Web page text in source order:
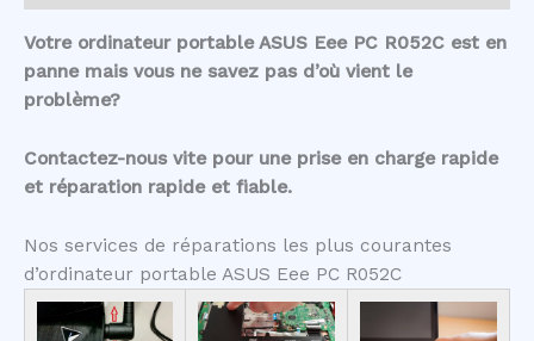
Votre ordinateur portable ASUS Eee PC R052C est en
panne mais vous ne savez pas d’où vient le
problème?
Contactez-nous vite pour une prise en charge rapide
et réparation rapide et fiable.
Nos services de réparations les plus courantes
d’ordinateur portable ASUS Eee PC R052C